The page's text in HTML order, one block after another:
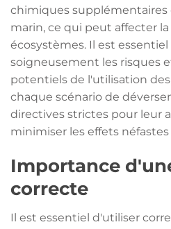
chimiques
marin, ce qui peut affecter
écosystèmes. Il est
soigneusement les risques
potentiels de l'utilisation
chaque scénario de
directives strictes pour leur
minimiser les effets
Importance
correcte
Il est essentiel d'utiliser